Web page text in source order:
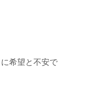
希望と不安で